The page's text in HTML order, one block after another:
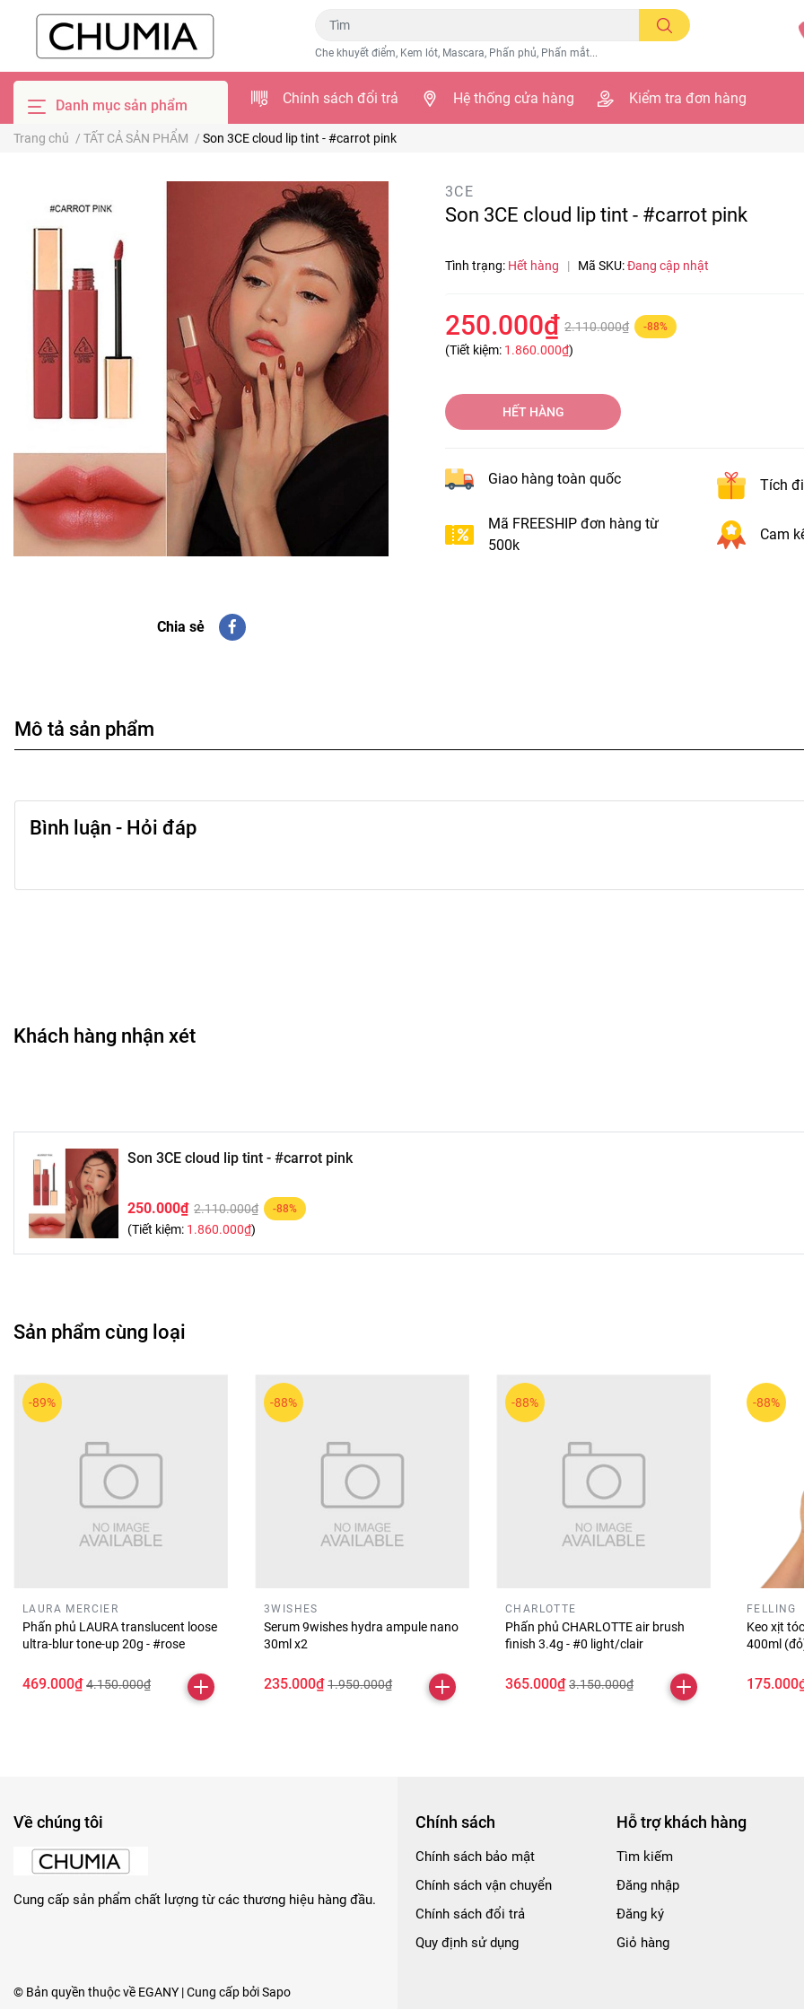
Che khuyết điểm, Kem lót, Mascara, Phấn phủ, Phấn mắt...
Danh mục sản phẩm Chính sách đổi trả Hệ thống cửa hàng Kiểm tra đơn hàng
Trang chủ / TẤT CẢ SẢN PHẨM / Son 3CE cloud lip tint - #carrot pink
Chia sẻ
3CE
Son 3CE cloud lip tint - #carrot pink
Tình trạng: Hết hàng | Mã SKU:Đang cập nhật
250.000₫ 2.110.000₫ -88%
(Tiết kiệm: 1.860.000₫)
HẾT HÀNG
Giao hàng toàn quốc Tích
Mã FREESHIP đơn hàng từ
500k
Cam
Mô tả sản phẩm
Bình luận - Hỏi đáp
Khách hàng nhận xét
Son 3CE cloud lip tint - #carrot pink
250.000₫ 2.110.000₫ -88%
(Tiết kiệm: 1.860.000₫)
Sản phẩm cùng loại
-89%
LAURA MERCIER
Phấn phủ LAURA translucent loose
ultra-blur tone-up 20g - #rose
469.000₫ 4.150.000₫
-88%
3WISHES
Serum 9wishes hydra ampule nano
30ml x2
235.000₫ 1.950.000₫
-88%
CHARLOTTE
Phấn phủ CHARLOTTE air brush
finish 3.4g - #0 light/clair
365.000₫ 3.150.000₫
-88%
FELLING
Keo xịt
400ml
Về chúng tôi
Cung cấp sản phẩm chất lượng từ các thương hiệu hàng đầu.
Chính sách
Chính sách bảo mật
Chính sách vận chuyển
Chính sách đổi trả
Quy định sử dụng
Hỗ trợ khách hàng
Tìm kiếm
Đăng nhập
Đăng ký
Giỏ hàng
© Bản quyền thuộc về EGANY | Cung cấp bởiSapo